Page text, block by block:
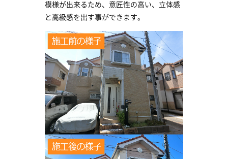
模様が出来るため、意匠性の高い、立体感
と高級感を出す事ができます。